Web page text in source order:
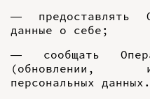
— предоставлять
данные о себе;
— сообщать
(обновлении,
персональных данных.